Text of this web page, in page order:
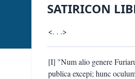
SATIRICON
<. . .>
[I] "Num alio genere
publica excepi; hunc